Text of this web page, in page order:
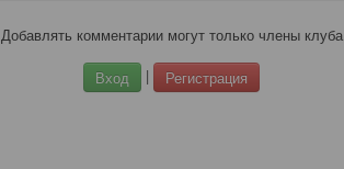
Добавлять комментарии могут только члены клуба
Вход | Регистрация